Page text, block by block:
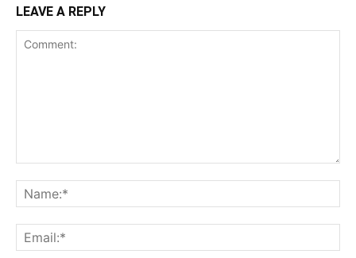
LEAVE A REPLY